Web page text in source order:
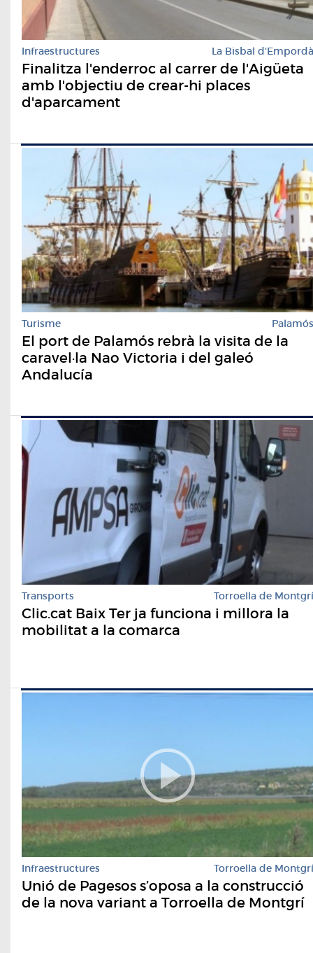
Infraestructures La Bisbal d'Empordà
Finalitza l'enderroc al carrer de l'Aigüeta
amb l'objectiu de crear-hi places
d'aparcament
Turisme Palamós
El port de Palamós rebrà la visita de la
caravel·la Nao Victoria i del galeó
Andalucía
Transports Torroella de Montgrí
Clic.cat Baix Ter ja funciona i millora la
mobilitat a la comarca
Infraestructures Torroella de Montgrí
Unió de Pagesos s’oposa a la construcció
de la nova variant a Torroella de Montgrí